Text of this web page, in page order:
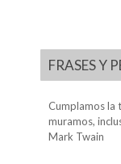
FRASES Y
Cumplamos la
muramos,
Mark Twain